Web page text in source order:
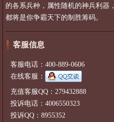
的各系兵种，属性随机的神兵利器，
都将是你争霸天下的制胜筹码。
客服信息
客服电话：400-889-0606
在线客服：
充值客服QQ：279432888
投诉电话：4006550323
投诉QQ：8955352